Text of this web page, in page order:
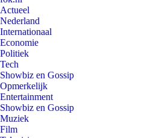
Actueel
Nederland
Internationaal
Economie
Politiek
Tech
Showbiz en Gossip
Opmerkelijk
Entertainment
Showbiz en Gossip
Muziek
Film